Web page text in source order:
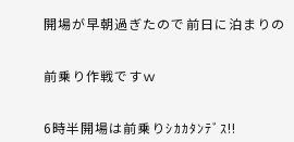
開場が早朝過ぎたので前日に泊まりの
前乗り作戦ですｗ
6時半開場は前乗りｼｶｶﾀﾝﾃﾞｽ!!